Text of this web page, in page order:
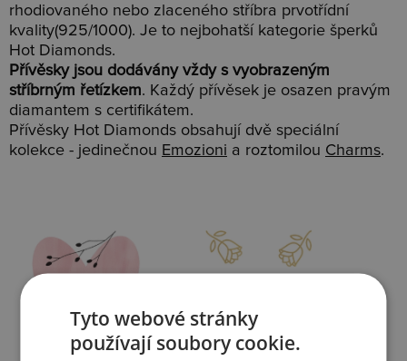
rhodiovaného nebo zlaceného stříbra prvotřídní
kvality(925/1000). Je to nejbohatší kategorie šperků
Hot Diamonds.
Přívěsky jsou dodávány vždy s vyobrazeným
stříbrným řetízkem. Každý přívěsek je osazen pravým
diamantem s certifikátem.
Přívěsky Hot Diamonds obsahují dvě speciální
kolekce - jedinečnou Emozioni a roztomilou Charms.
Slevy Doprava
Tyto webové stránky
používají soubory cookie.